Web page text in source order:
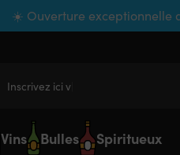
☀️ Ouverture exceptionnelle
Inscrivez ici votre
Vins Bulles Spiritueux